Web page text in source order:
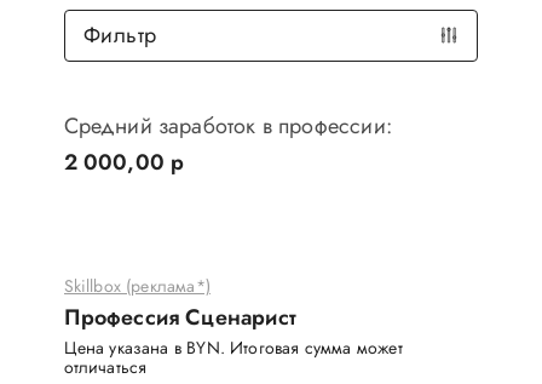
Средний заработок в профессии:
2 000,00 р
Skillbox (реклама*)
Профессия Сценарист
Цена указана в BYN. Итоговая сумма может
отличаться
Фильтр